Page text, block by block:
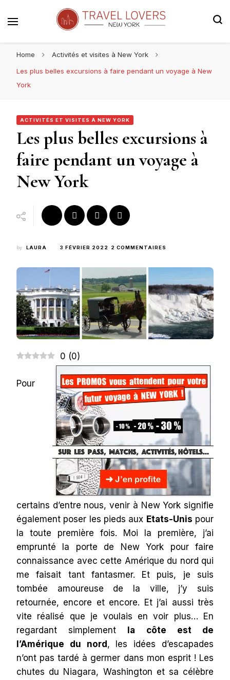
Home
Activités et visites à New York
Les plus belles excursions à faire pendant un voyage à New
York
ACTIVITÉS ET VISITES À NEW YORK
Les plus belles excursions à
faire pendant un voyage à
New York
by LAURA 3 FÉVRIER 2022 2 COMMENTAIRES
À
FAIRE
PENDANT
UN
VOYAGE
À
0 (0)
Pour
certains d’entre nous, venir à New York signifie
également poser les pieds aux Etats-Unis pour
la toute première fois. Moi la première, j’ai
emprunté la porte de New York pour faire
connaissance avec cette Amérique du nord qui
me faisait tant fantasmer. Et puis, je suis
tombée amoureuse de la ville, j’y suis
retournée, encore et encore. Et j’ai aussi très
vite réalisé que je voulais en voir plus… En
regardant simplement
la côte est de
l’Amérique du nord , les idées d’escapades
n’ont pas tardé à germer dans mon esprit ! Les
chutes du Niagara, Washington et sa célèbre